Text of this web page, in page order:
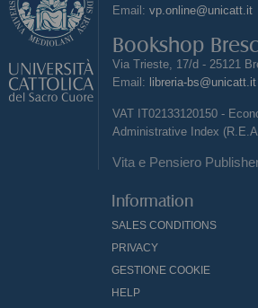
Email: vp.online@unicatt.it
Bookshop
Via Trieste, 17/d - 25121
Email: libreria-bs@unicatt.it
VAT IT02133120150 -
Administrative Index
Vita e Pensiero
Information
SALES CONDITIONS
PRIVACY
GESTIONE COOKIE
HELP